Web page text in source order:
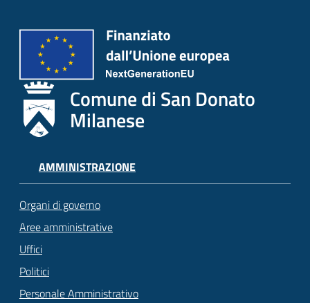
Comune di San Donato
Milanese
AMMINISTRAZIONE
Organi di governo
Aree amministrative
Uffici
Politici
Personale Amministrativo